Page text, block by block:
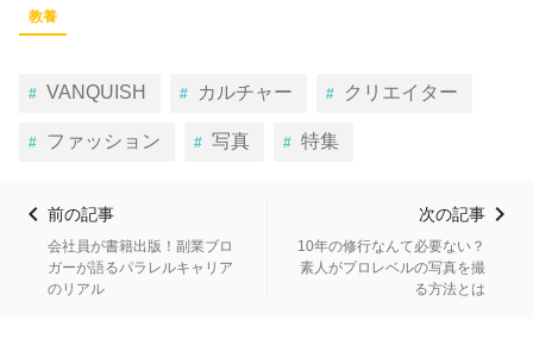
教養
VANQUISH カルチャー クリエイター
ファッション 写真 特集
前の記事
会社員が書籍出版！副業ブロ
ガーが語るパラレルキャリア
のリアル
次の記事
10年の修行なんて必要ない？
素人がプロレベルの写真を撮
る方法とは